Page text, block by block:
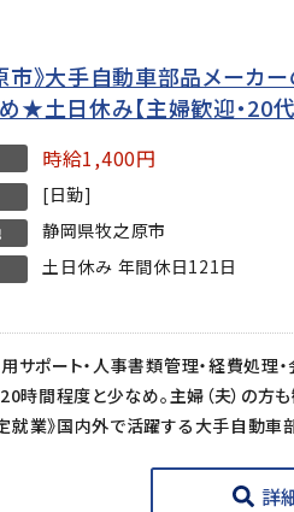
市》大手自動車部品メー
★土日休み【主婦歓迎・20
時給1,400円
[日勤]
静岡県牧之原市
土日休み 年間休日121日
詳